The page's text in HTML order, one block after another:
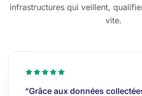
infrastructures qui veillent,
vite.
“Grâce aux données